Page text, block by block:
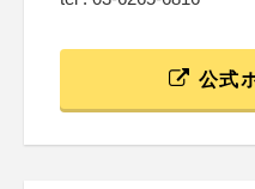
公式